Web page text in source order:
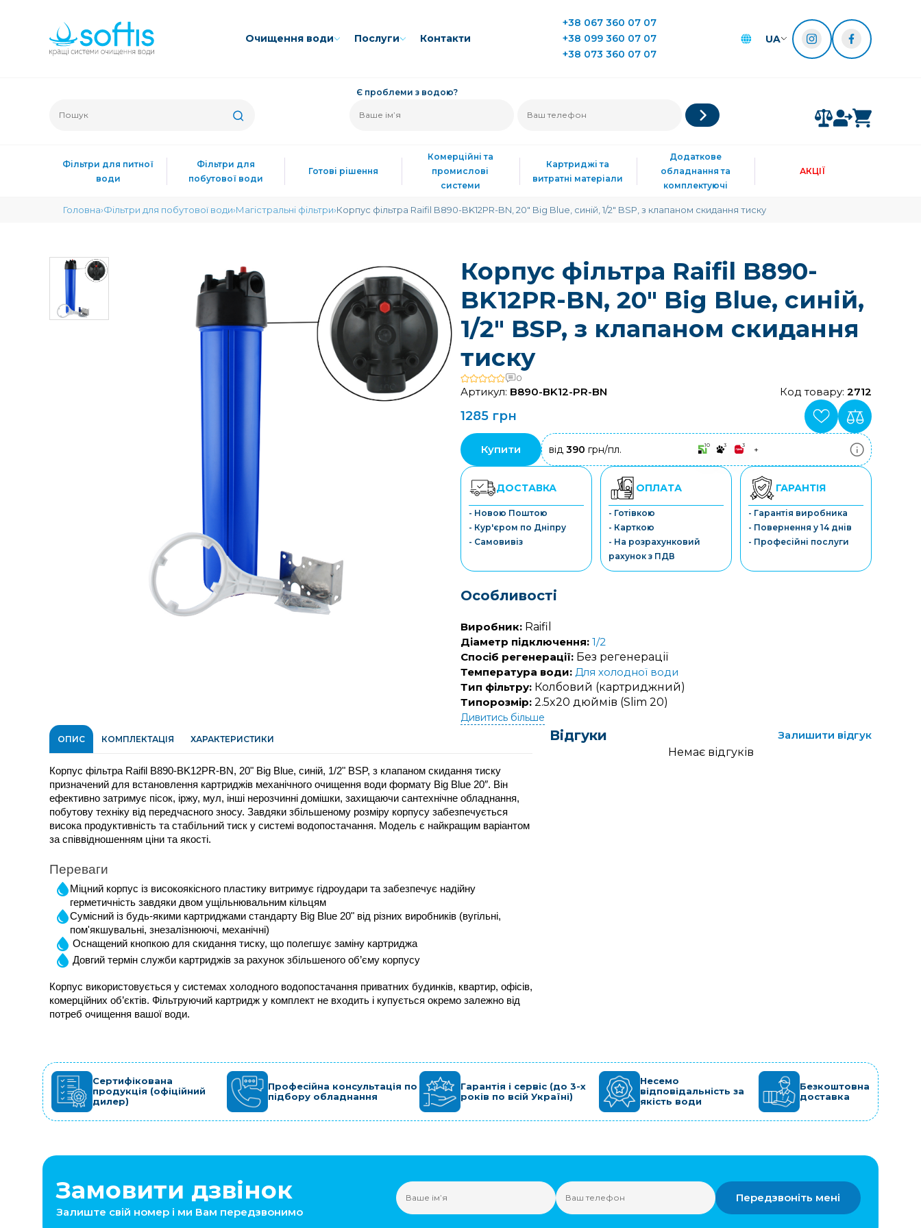
Очищення води Послуги Контакти
+38 067 360 07 07
+38 099 360 07 07
+38 073 360 07 07
UA
Є проблеми з водою?
Фільтри для питної
води
Фільтри для
побутової води
Готові рішення
Комерційні та
промислові
системи
Картриджі та
витратні матеріали
Додаткове
обладнання та
комплектуючі
АКЦІЇ
Головна Фільтри для побутової води Магістральні фільтри Корпус фільтра Raifil B890-BK12PR-BN, 20" Big Blue, синій, 1/2" BSP, з клапаном скидання тиску
Корпус фільтра Raifil B890-
BK12PR-BN, 20" Big Blue, синій,
1/2" BSP, з клапаном скидання
тиску
0
Артикул: B890-BK12-PR-BN Код товару: 2712
1285 грн
Купити від 390 грн/пл. 10 3 3 +
3-10 платежів, кредит 0.01%
Монобанк
3-7 платежів, кредит 0.01%
ПУМБ
3-10 платежів, кредит 0.01%
3-10 платежів, кредит 0.01%
3-10 платежів, кредит 0.01%
Sens-Банк
ДОСТАВКА
- Новою Поштою
- Кур'єром по Дніпру
- Самовивіз
ОПЛАТА
- Готівкою
- Карткою
- На розрахунковий
рахунок з ПДВ
ГАРАНТІЯ
- Гарантія виробника
- Повернення у 14 днів
- Професійні послуги
Особливості
Виробник: Raifil
Діаметр підключення: 1/2
Спосіб регенерації: Без регенерації
Температура води: Для холодної води
Тип фільтру: Колбовий (картриджний)
Типорозмір: 2.5x20 дюймів (Slim 20)
Дивитись більше
ОПИС КОМПЛЕКТАЦІЯ ХАРАКТЕРИСТИКИ
Корпус фільтра Raifil B890-BK12PR-BN, 20" Big Blue, синій, 1/2" BSP, з клапаном скидання тиску
призначений для встановлення картриджів механічного очищення води формату Big Blue 20″. Він
ефективно затримує пісок, іржу, мул, інші нерозчинні домішки, захищаючи сантехнічне обладнання,
побутову техніку від передчасного зносу. Завдяки збільшеному розміру корпусу забезпечується
висока продуктивність та стабільний тиск у системі водопостачання. Модель є найкращим варіантом
за співвідношенням ціни та якості.
Переваги
Міцний корпус із високоякісного пластику витримує гідроудари та забезпечує надійну
герметичність завдяки двом ущільнювальним кільцям
Сумісний із будь-якими картриджами стандарту Big Blue 20" від різних виробників (вугільні,
пом'якшувальні, знезалізнюючі, механічні)
Оснащений кнопкою для скидання тиску, що полегшує заміну картриджа
Довгий термін служби картриджів за рахунок збільшеного об’єму корпусу
Корпус використовується у системах холодного водопостачання приватних будинків, квартир, офісів,
комерційних об’єктів. Фільтруючий картридж у комплект не входить і купується окремо залежно від
потреб очищення вашої води.
Відгуки
Залишити відгук
Немає відгуків
Сертифікована
продукція (офіційний
дилер)
Професійна консультація по
підбору обладнання
Гарантія і сервіс (до 3-х
років по всій Україні)
Несемо
відповідальність за
якість води
Безкоштовна
доставка
Замовити дзвінок
Залиште свій номер і ми Вам передзвонимо
Передзвоніть мені